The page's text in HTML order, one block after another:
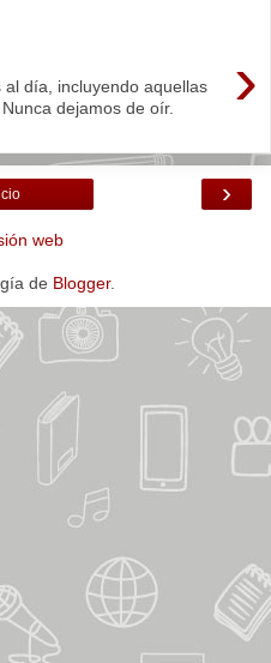
›
día, incluyendo aquellas
dejamos de oír.
›
web
de Blogger.